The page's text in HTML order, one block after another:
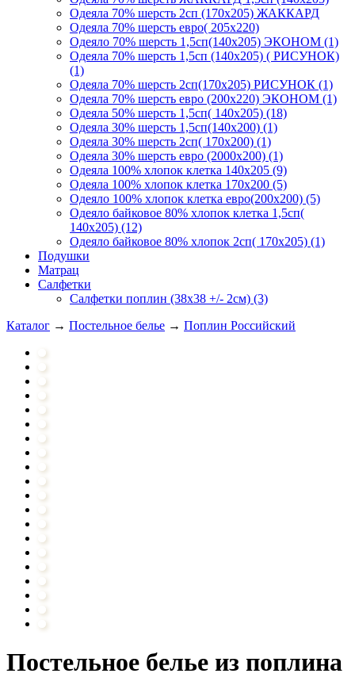
Одеяла 70% шерсть 2сп (170х205) ЖАККАРД
Одеяла 70% шерсть евро( 205х220)
Одеяло 70% шерсть 1,5сп(140х205) ЭКОНОМ (1)
Одеяла 70% шерсть 1,5сп (140х205) ( РИСУНОК)
(1)
Одеяла 70% шерсть 2сп(170х205) РИСУНОК (1)
Одеяла 70% шерсть евро (200х220) ЭКОНОМ (1)
Одеяла 50% шерсть 1,5сп( 140х205) (18)
Одеяла 30% шерсть 1,5сп(140х200) (1)
Одеяла 30% шерсть 2сп( 170х200) (1)
Одеяла 30% шерсть евро (2000х200) (1)
Одеяла 100% хлопок клетка 140х205 (9)
Одеяла 100% хлопок клетка 170х200 (5)
Одеяло 100% хлопок клетка евро(200х200) (5)
Одеяло байковое 80% хлопок клетка 1,5сп(
140х205) (12)
Одеяло байковое 80% хлопок 2сп( 170х205) (1)
Подушки
Матрац
Салфетки
Салфетки поплин (38х38 +/- 2см) (3)
Каталог → Постельное белье → Поплин Российский
Постельное белье из поплина